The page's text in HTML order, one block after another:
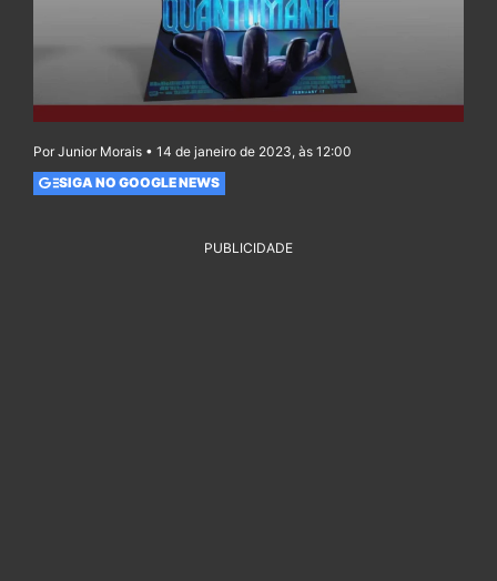
Por Junior Morais • 14 de janeiro de 2023, às 12:00
SIGA NO GOOGLE NEWS
PUBLICIDADE